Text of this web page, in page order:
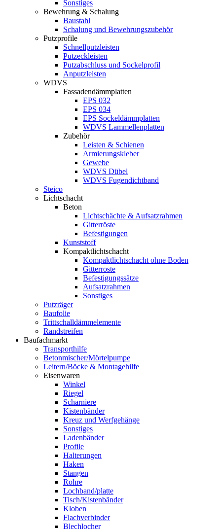
Sonstiges
Bewehrung & Schalung
Baustahl
Schalung und Bewehrungszubehör
Putzprofile
Schnellputzleisten
Putzeckleisten
Putzabschluss und Sockelprofil
Anputzleisten
WDVS
Fassadendämmplatten
EPS 032
EPS 034
EPS Sockeldämmplatten
WDVS Lammellenplatten
Zubehör
Leisten & Schienen
Armierungskleber
Gewebe
WDVS Dübel
WDVS Fugendichtband
Steico
Lichtschacht
Beton
Lichtschächte & Aufsatzrahmen
Gitterröste
Befestigungen
Kunststoff
Kompaktlichtschacht
Kompaktlichtschacht ohne Boden
Gitterroste
Befestigungssätze
Aufsatzrahmen
Sonstiges
Putzräger
Baufolie
Trittschalldämmelemente
Randstreifen
Baufachmarkt
Transporthilfe
Betonmischer/Mörtelpumpe
Leitern/Böcke & Montagehilfe
Eisenwaren
Winkel
Riegel
Scharniere
Kistenbänder
Kreuz und Werfgehänge
Sonstiges
Ladenbänder
Profile
Halterungen
Haken
Stangen
Rohre
Lochband/platte
Tisch/Kistenbänder
Kloben
Flachverbinder
Blechlocher